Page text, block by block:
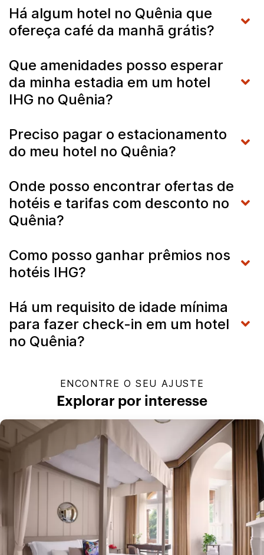
Há algum hotel no Quênia que
ofereça café da manhã grátis?
Que amenidades posso esperar
da minha estadia em um hotel
IHG no Quênia?
Preciso pagar o estacionamento
do meu hotel no Quênia?
Onde posso encontrar ofertas de
hotéis e tarifas com desconto no
Quênia?
Como posso ganhar prêmios nos
hotéis IHG?
Há um requisito de idade mínima
para fazer check-in em um hotel
no Quênia?
ENCONTRE O SEU AJUSTE
Explorar por interesse